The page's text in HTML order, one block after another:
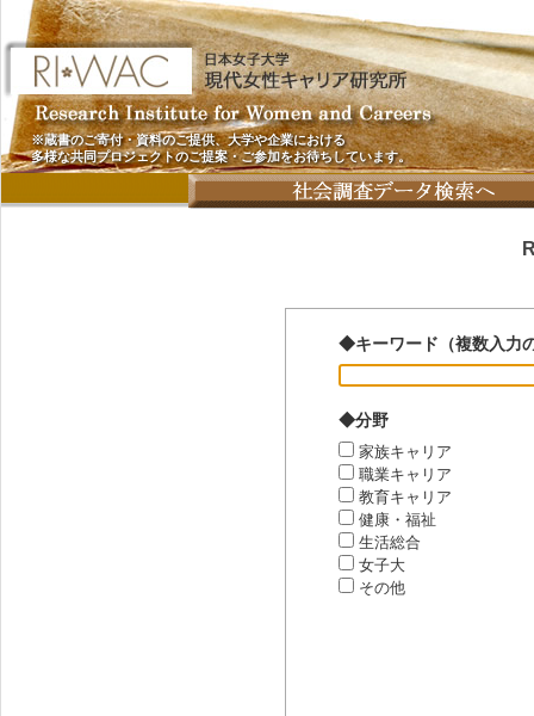
※蔵書のご寄付・資料のご提供、大学や企業における
多様な共同プロジェクトのご提案・ご参加をお待ちしています。
◆キーワード（複数入力
◆分野
家族キャリア
職業キャリア
教育キャリア
健康・福祉
生活総合
女子大
その他